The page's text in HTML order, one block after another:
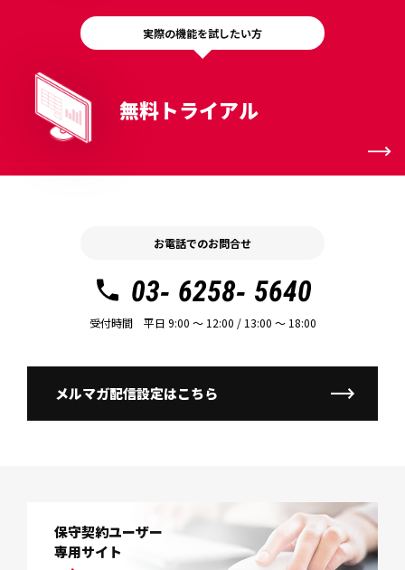
実際の機能を試したい方
無料トライアル
お電話でのお問合せ
03- 6258- 5640
受付時間 平日 9:00 〜 12:00 / 13:00 〜 18:00
メルマガ配信設定はこちら
保守契約ユーザー
専用サイト